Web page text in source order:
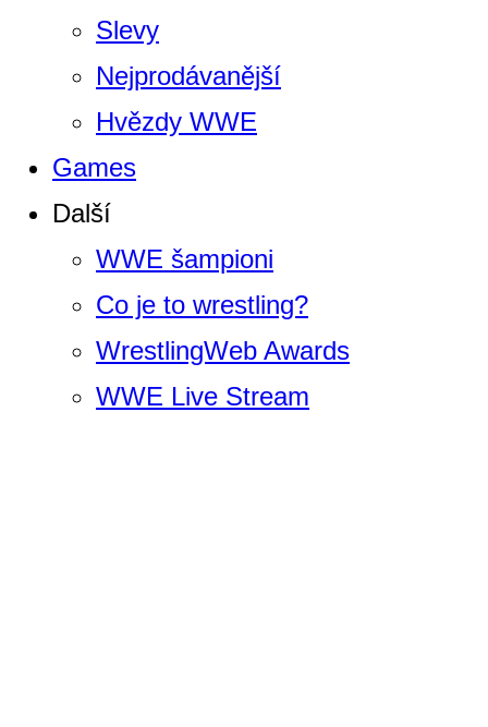
Slevy
Nejprodávanější
Hvězdy WWE
Games
Další
WWE šampioni
Co je to wrestling?
WrestlingWeb Awards
WWE Live Stream